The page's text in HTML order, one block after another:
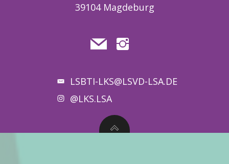
39104 Magdeburg
LSBTI-LKS@LSVD-LSA.DE
@LKS.LSA